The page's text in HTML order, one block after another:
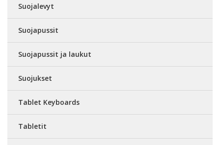
Suojalevyt
Suojapussit
Suojapussit ja laukut
Suojukset
Tablet Keyboards
Tabletit